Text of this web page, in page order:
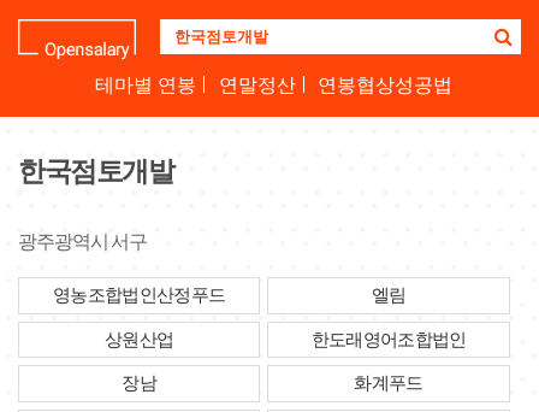
업
명
하
테마별 연봉 연말정산 연봉협상성공법
한국점토개발
광주광역시 서구
영농조합법인산정푸드 엘림
상원산업 한도래영어조합법인
장남 화계푸드